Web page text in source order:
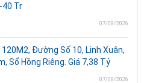
40 Tr
07/08/2026
120M2, Đường Số 10, Linh Xuân,
Sổ Hồng Riêng. Giá 7,38 Tỷ
07/08/2026